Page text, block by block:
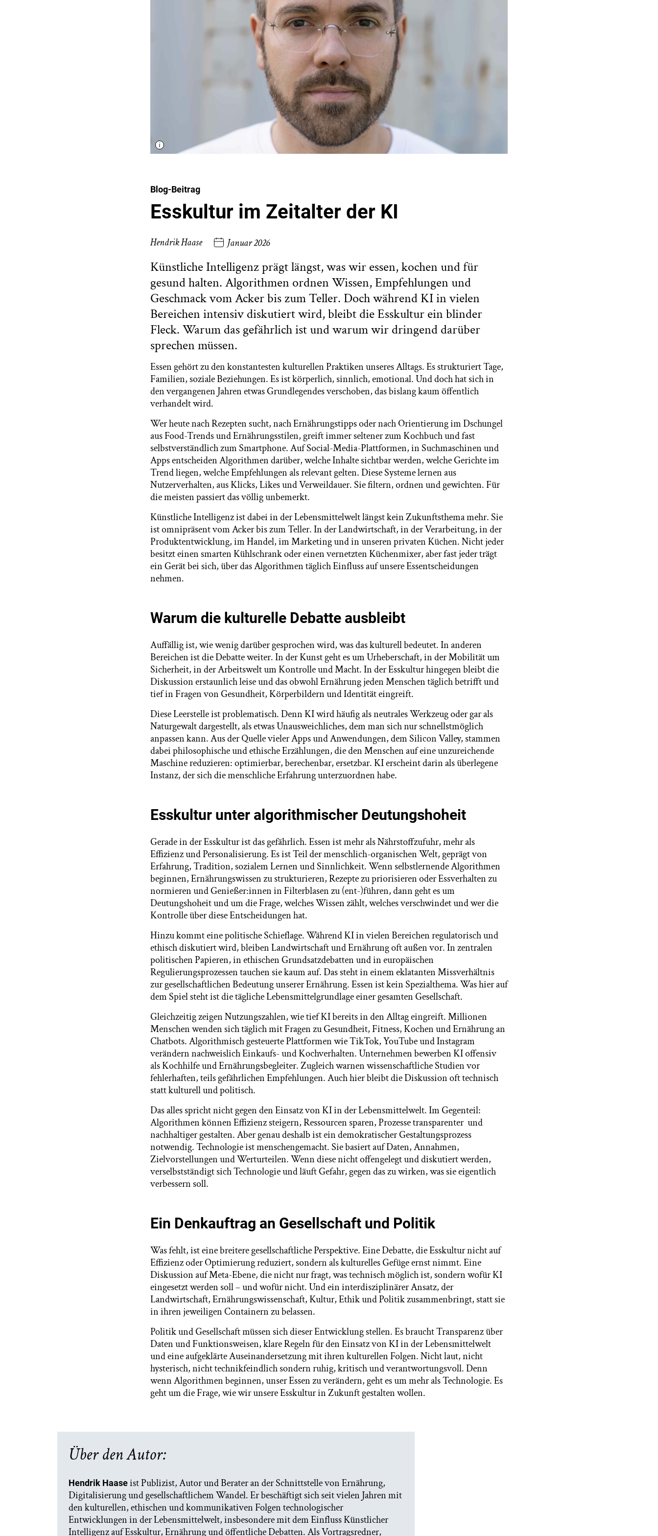
Blog-Beitrag
Esskultur im Zeitalter der KI
Hendrik Haase Januar 2026
Künstliche Intelligenz prägt längst, was wir essen, kochen und für
gesund halten. Algorithmen ordnen Wissen, Empfehlungen und
Geschmack vom Acker bis zum Teller. Doch während KI in vielen
Bereichen intensiv diskutiert wird, bleibt die Esskultur ein blinder
Fleck. Warum das gefährlich ist und warum wir dringend darüber
sprechen müssen.
Essen gehört zu den konstantesten kulturellen Praktiken unseres Alltags. Es strukturiert Tage,
Familien, soziale Beziehungen. Es ist körperlich, sinnlich, emotional. Und doch hat sich in
den vergangenen Jahren etwas Grundlegendes verschoben, das bislang kaum öffentlich
verhandelt wird.
Wer heute nach Rezepten sucht, nach Ernährungstipps oder nach Orientierung im Dschungel
aus Food-Trends und Ernährungsstilen, greift immer seltener zum Kochbuch und fast
selbstverständlich zum Smartphone. Auf Social-Media-Plattformen, in Suchmaschinen und
Apps entscheiden Algorithmen darüber, welche Inhalte sichtbar werden, welche Gerichte im
Trend liegen, welche Empfehlungen als relevant gelten. Diese Systeme lernen aus
Nutzerverhalten, aus Klicks, Likes und Verweildauer. Sie filtern, ordnen und gewichten. Für
die meisten passiert das völlig unbemerkt.
Künstliche Intelligenz ist dabei in der Lebensmittelwelt längst kein Zukunftsthema mehr. Sie
ist omnipräsent vom Acker bis zum Teller. In der Landwirtschaft, in der Verarbeitung, in der
Produktentwicklung, im Handel, im Marketing und in unseren privaten Küchen. Nicht jeder
besitzt einen smarten Kühlschrank oder einen vernetzten Küchenmixer, aber fast jeder trägt
ein Gerät bei sich, über das Algorithmen täglich Einfluss auf unsere Essentscheidungen
nehmen.
Warum die kulturelle Debatte ausbleibt
Auffällig ist, wie wenig darüber gesprochen wird, was das kulturell bedeutet. In anderen
Bereichen ist die Debatte weiter. In der Kunst geht es um Urheberschaft, in der Mobilität um
Sicherheit, in der Arbeitswelt um Kontrolle und Macht. In der Esskultur hingegen bleibt die
Diskussion erstaunlich leise und das obwohl Ernährung jeden Menschen täglich betrifft und
tief in Fragen von Gesundheit, Körperbildern und Identität eingreift.
Diese Leerstelle ist problematisch. Denn KI wird häufig als neutrales Werkzeug oder gar als
Naturgewalt dargestellt, als etwas Unausweichliches, dem man sich nur schnellstmöglich
anpassen kann. Aus der Quelle vieler Apps und Anwendungen, dem Silicon Valley, stammen
dabei philosophische und ethische Erzählungen, die den Menschen auf eine unzureichende
Maschine reduzieren: optimierbar, berechenbar, ersetzbar. KI erscheint darin als überlegene
Instanz, der sich die menschliche Erfahrung unterzuordnen habe.
Esskultur unter algorithmischer Deutungshoheit
Gerade in der Esskultur ist das gefährlich. Essen ist mehr als Nährstoffzufuhr, mehr als
Effizienz und Personalisierung. Es ist Teil der menschlich-organischen Welt, geprägt von
Erfahrung, Tradition, sozialem Lernen und Sinnlichkeit. Wenn selbstlernende Algorithmen
beginnen, Ernährungswissen zu strukturieren, Rezepte zu priorisieren oder Essverhalten zu
normieren und Genießer:innen in Filterblasen zu (ent-)führen, dann geht es um
Deutungshoheit und um die Frage, welches Wissen zählt, welches verschwindet und wer die
Kontrolle über diese Entscheidungen hat.
Hinzu kommt eine politische Schieflage. Während KI in vielen Bereichen regulatorisch und
ethisch diskutiert wird, bleiben Landwirtschaft und Ernährung oft außen vor. In zentralen
politischen Papieren, in ethischen Grundsatzdebatten und in europäischen
Regulierungsprozessen tauchen sie kaum auf. Das steht in einem eklatanten Missverhältnis
zur gesellschaftlichen Bedeutung unserer Ernährung. Essen ist kein Spezialthema. Was hier auf
dem Spiel steht ist die tägliche Lebensmittelgrundlage einer gesamten Gesellschaft.
Gleichzeitig zeigen Nutzungszahlen, wie tief KI bereits in den Alltag eingreift. Millionen
Menschen wenden sich täglich mit Fragen zu Gesundheit, Fitness, Kochen und Ernährung an
Chatbots. Algorithmisch gesteuerte Plattformen wie TikTok, YouTube und Instagram
verändern nachweislich Einkaufs- und Kochverhalten. Unternehmen bewerben KI offensiv
als Kochhilfe und Ernährungsbegleiter. Zugleich warnen wissenschaftliche Studien vor
fehlerhaften, teils gefährlichen Empfehlungen. Auch hier bleibt die Diskussion oft technisch
statt kulturell und politisch.
Das alles spricht nicht gegen den Einsatz von KI in der Lebensmittelwelt. Im Gegenteil:
Algorithmen können Effizienz steigern, Ressourcen sparen, Prozesse transparenter und
nachhaltiger gestalten. Aber genau deshalb ist ein demokratischer Gestaltungsprozess
notwendig. Technologie ist menschengemacht. Sie basiert auf Daten, Annahmen,
Zielvorstellungen und Werturteilen. Wenn diese nicht offengelegt und diskutiert werden,
verselbstständigt sich Technologie und läuft Gefahr, gegen das zu wirken, was sie eigentlich
verbessern soll.
Ein Denkauftrag an Gesellschaft und Politik
Was fehlt, ist eine breitere gesellschaftliche Perspektive. Eine Debatte, die Esskultur nicht auf
Effizienz oder Optimierung reduziert, sondern als kulturelles Gefüge ernst nimmt. Eine
Diskussion auf Meta-Ebene, die nicht nur fragt, was technisch möglich ist, sondern wofür KI
eingesetzt werden soll – und wofür nicht. Und ein interdisziplinärer Ansatz, der
Landwirtschaft, Ernährungswissenschaft, Kultur, Ethik und Politik zusammenbringt, statt sie
in ihren jeweiligen Containern zu belassen.
Politik und Gesellschaft müssen sich dieser Entwicklung stellen. Es braucht Transparenz über
Daten und Funktionsweisen, klare Regeln für den Einsatz von KI in der Lebensmittelwelt
und eine aufgeklärte Auseinandersetzung mit ihren kulturellen Folgen. Nicht laut, nicht
hysterisch, nicht technikfeindlich sondern ruhig, kritisch und verantwortungsvoll. Denn
wenn Algorithmen beginnen, unser Essen zu verändern, geht es um mehr als Technologie. Es
geht um die Frage, wie wir unsere Esskultur in Zukunft gestalten wollen.
Über den Autor:
Hendrik Haaseist Publizist, Autor und Berater an der Schnittstelle von Ernährung,
Digitalisierung und gesellschaftlichem Wandel. Er beschäftigt sich seit vielen Jahren mit
den kulturellen, ethischen und kommunikativen Folgen technologischer
Entwicklungen in der Lebensmittelwelt, insbesondere mit dem Einfluss Künstlicher
Intelligenz auf Esskultur, Ernährung und öffentliche Debatten. Als Vortragsredner,